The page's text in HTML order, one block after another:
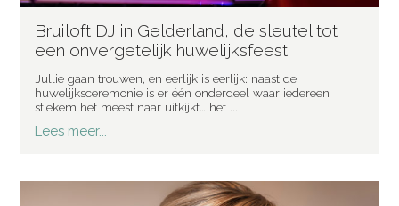
Bruiloft DJ in Gelderland, de sleutel tot
een onvergetelijk huwelijksfeest
Jullie gaan trouwen, en eerlijk is eerlijk: naast de
huwelijksceremonie is er één onderdeel waar iedereen
stiekem het meest naar uitkijkt… het ...
Lees meer...